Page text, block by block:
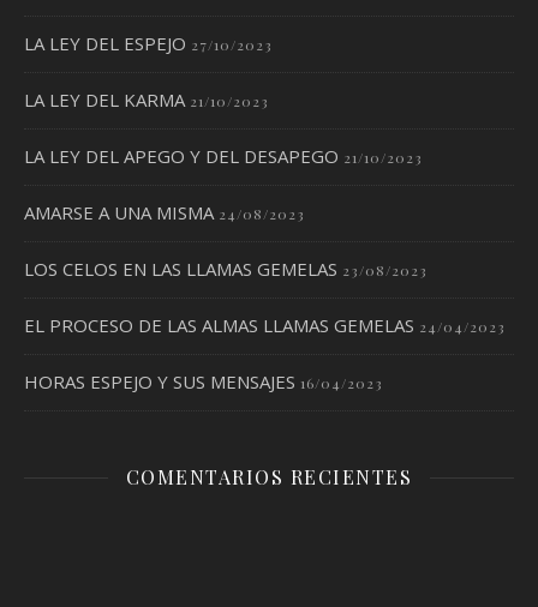
LA LEY DEL ESPEJO 27/10/2023
LA LEY DEL KARMA 21/10/2023
LA LEY DEL APEGO Y DEL DESAPEGO 21/10/2023
AMARSE A UNA MISMA 24/08/2023
LOS CELOS EN LAS LLAMAS GEMELAS 23/08/2023
EL PROCESO DE LAS ALMAS LLAMAS GEMELAS 24/04/2023
HORAS ESPEJO Y SUS MENSAJES 16/04/2023
COMENTARIOS RECIENTES